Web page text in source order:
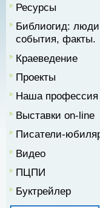
Ресурсы
Библиогид:
события, факты.
Краеведение
Проекты
Наша профессия
Выставки on-line
Писатели-
Видео
ПЦПИ
Буктрейлер